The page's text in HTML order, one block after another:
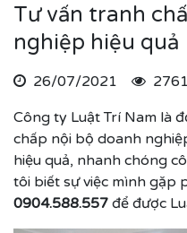
Tư vấn tranh
nghiệp hiệu quả
26/07/2021
2761
Công ty Luật Trí Nam là
chấp nội bộ doanh
hiệu quả, nhanh chóng
tôi biết sự việc mình gặp
0904.588.557 để được